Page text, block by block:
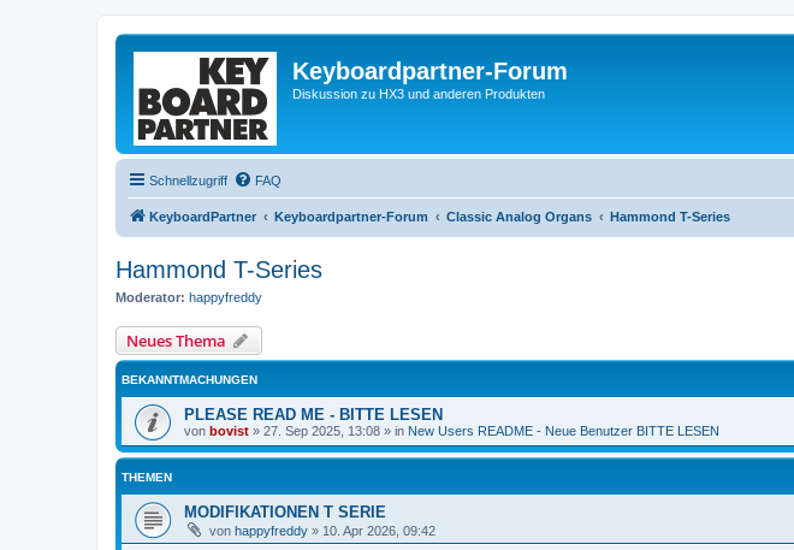
Keyboardpartner-Forum
Diskussion zu HX3 und anderen Produkten
Schnellzugriff FAQ
KeyboardPartner Keyboardpartner-Forum Classic Analog Organs Hammond T-Series
Hammond T-Series
Moderator: happyfreddy
Neues Thema
BEKANNTMACHUNGEN
PLEASE READ ME - BITTE LESEN
von bovist » 27. Sep 2025, 13:08 » in New Users README - Neue Benutzer BITTE LESEN
THEMEN
MODIFIKATIONEN T SERIE
von happyfreddy » 10. Apr 2026, 09:42